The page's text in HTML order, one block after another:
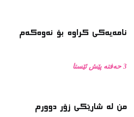
نامەیەکی کراوە بۆ نەوەکەم
3 حەفتە پێش ئێستا
من له‌ شارێکی زۆر دوورم